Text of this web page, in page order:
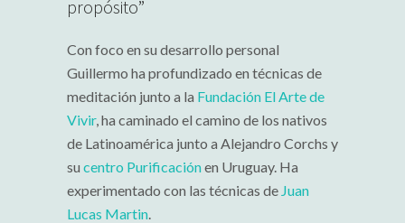
propósito”
Con foco en su desarrollo personal
Guillermo ha profundizado en técnicas de
meditación junto a la Fundación El Arte de
Vivir, ha caminado el camino de los nativos
de Latinoamérica junto a Alejandro Corchs y
su centro Purificaciónen Uruguay. Ha
experimentado con las técnicas de Juan
Lucas Martin.